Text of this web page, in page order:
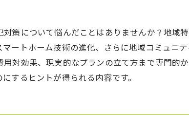
策について悩んだことはありませんか？地域
ートホーム技術の進化、さらに地域コミュニ
対効果、現実的なプランの立て方まで専門的
するヒントが得られる内容です。